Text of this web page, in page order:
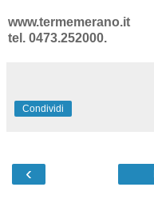
www.termemerano.it
tel. 0473.252000.
Condividi
‹